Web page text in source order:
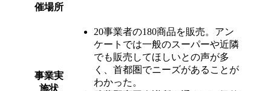
催場所
事業実
施状
20事業者の180商品を販売。アン
ケートでは一般のスーパーや近隣
でも販売してほしいとの声が多
く、首都圏でニーズがあることが
わかった。